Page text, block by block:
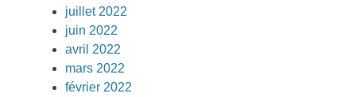
juillet 2022
juin 2022
avril 2022
mars 2022
février 2022